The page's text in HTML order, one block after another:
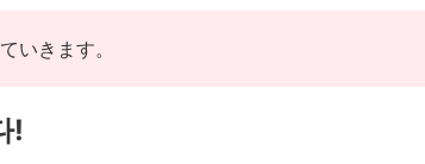
いきます。
!